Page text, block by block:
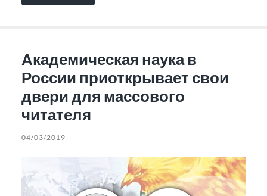
Академическая наука в
России приоткрывает свои
двери для массового
читателя
04/03/2019